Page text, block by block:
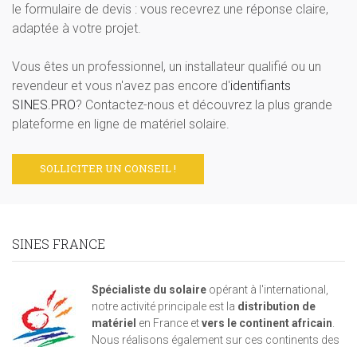
le formulaire de devis : vous recevrez une réponse claire,
adaptée à votre projet.
Vous êtes un professionnel, un installateur qualifié ou un
revendeur et vous n'avez pas encore d'identifiants
SINES.PRO? Contactez-nous et découvrez la plus grande
plateforme en ligne de matériel solaire.
SOLLICITER UN CONSEIL !
SINES FRANCE
Spécialiste du solaire opérant à l'international,
notre activité principale est la distribution de
matériel en France etvers le continent africain
Nous réalisons également sur ces continents des